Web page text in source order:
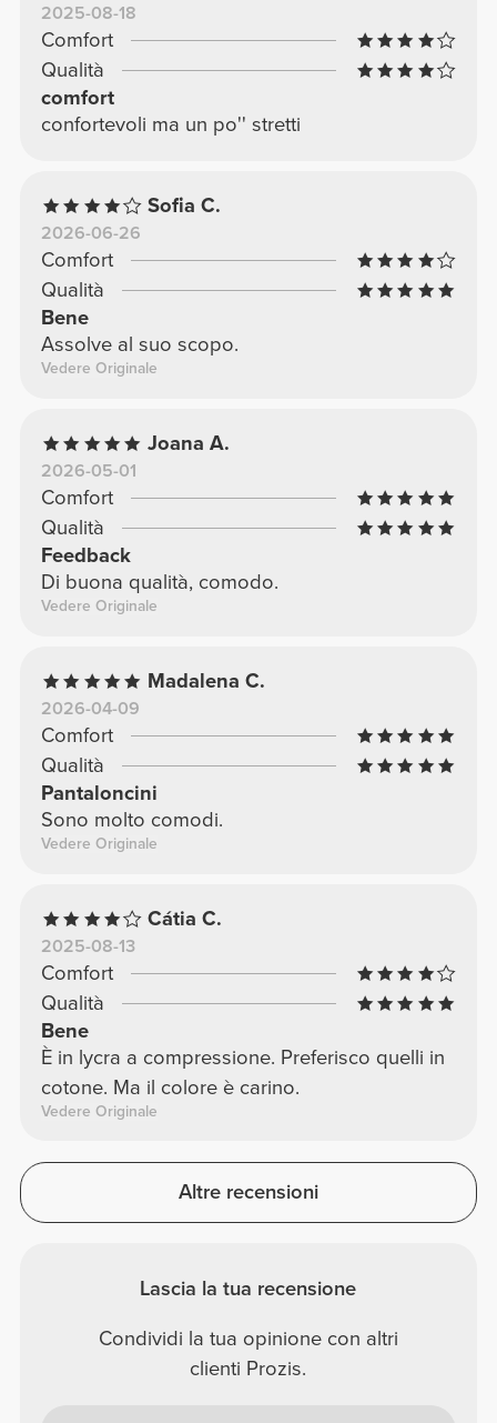
2025-08-18
Comfort
Qualità
comfort
confortevoli ma un po'' stretti
Sofia C.
2026-06-26
Comfort
Qualità
Bene
Assolve al suo scopo.
Vedere Originale
Joana A.
2026-05-01
Comfort
Qualità
Feedback
Di buona qualità, comodo.
Vedere Originale
Madalena C.
2026-04-09
Comfort
Qualità
Pantaloncini
Sono molto comodi.
Vedere Originale
Cátia C.
2025-08-13
Comfort
Qualità
Bene
È in lycra a compressione. Preferisco quelli in
cotone. Ma il colore è carino.
Vedere Originale
Altre recensioni
Lascia la tua recensione
Condividi la tua opinione con altri
clienti Prozis.